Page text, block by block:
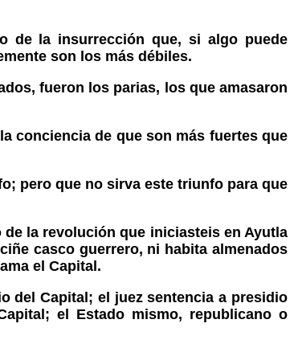
de la insurrección que, si algo puede
son los más débiles.
fueron los parias, los que amasaron
conciencia de que son más fuertes que
pero que no sirva este triunfo para que
la revolución que iniciasteis en Ayutla
casco guerrero, ni habita almenados
el Capital.
del Capital; el juez sentencia a presidio
el Estado mismo, republicano o